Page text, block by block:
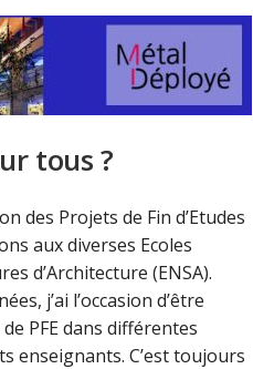
tous ?
des Projets de Fin d’Etudes
aux diverses Ecoles
d’Architecture (ENSA).
j’ai l’occasion d’être
PFE dans différentes
enseignants. C’est toujours